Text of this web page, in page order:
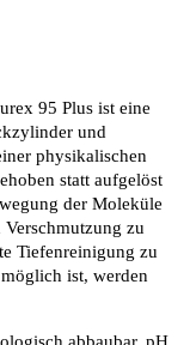
95 Plus ist eine
und
physikalischen
statt aufgelöst
der Moleküle
zu
Tiefenreinigung zu
ist, werden